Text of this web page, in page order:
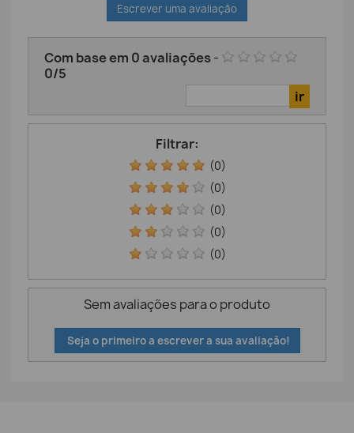
Escrever uma avaliação
Com base em 0avaliações-
0/5
Filtrar:
(0)
(0)
(0)
(0)
(0)
Sem avaliações para o produto
Seja o primeiro a escrever a sua avaliação!